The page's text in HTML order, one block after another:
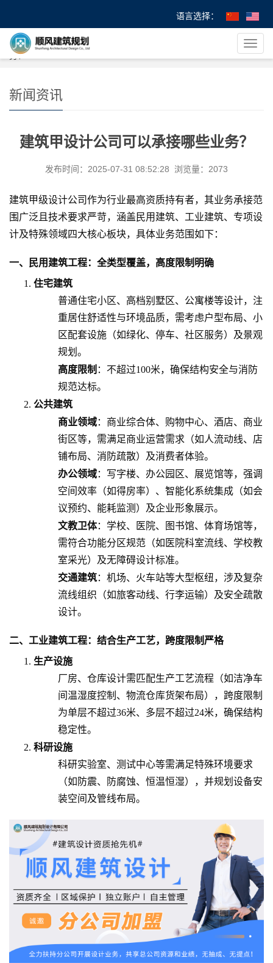
语言选择：
导
航
您的位置：首 页>
> 建筑甲设计公司可以承接哪些业
务？
新闻资讯
建筑甲设计公司可以承接哪些业务？
发布时间：2025-07-31 08:52:28 浏览量：2073
建筑甲级设计公司作为行业最高资质持有者，其业务承接范
围广泛且技术要求严苛，涵盖民用建筑、工业建筑、专项设
计及特殊领域四大核心板块，具体业务范围如下：
一、民用建筑工程：全类型覆盖，高度限制明确
住宅建筑
普通住宅小区、高档别墅区、公寓楼等设计，注
重居住舒适性与环境品质，需考虑户型布局、小
区配套设施（如绿化、停车、社区服务）及景观
规划。
高度限制 ：不超过100米，确保结构安全与消防
规范达标。
公共建筑
商业领域：商业综合体、购物中心、酒店、商业
街区等，需满足商业运营需求（如人流动线、店
铺布局、消防疏散）及消费者体验。
办公领域：写字楼、办公园区、展览馆等，强调
空间效率（如得房率）、智能化系统集成（如会
议预约、能耗监测）及企业形象展示。
文教卫体：学校、医院、图书馆、体育场馆等，
需符合功能分区规范（如医院科室流线、学校教
室采光）及无障碍设计标准。
交通建筑：机场、火车站等大型枢纽，涉及复杂
流线组织（如旅客动线、行李运输）及安全疏散
设计。
二、工业建筑工程：结合生产工艺，跨度限制严格
生产设施
厂房、仓库设计需匹配生产工艺流程（如洁净车
间温湿度控制、物流仓库货架布局），跨度限制
为单层不超过36米、多层不超过24米，确保结构
稳定性。
科研设施
科研实验室、测试中心等需满足特殊环境要求
（如防震、防腐蚀、恒温恒湿），并规划设备安
装空间及管线布局。